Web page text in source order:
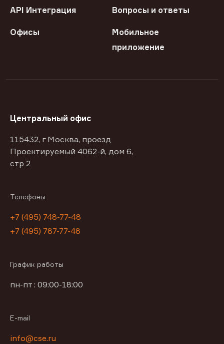
API Интеграция Вопросы и ответы
Офисы
Мобильное
приложение
Центральный офис
115432, г Москва, проезд
Проектируемый 4062-й, дом 6,
стр 2
Телефоны
+7 (495) 748-77-48
+7 (495) 787-77-48
График работы
пн-пт : 09:00-18:00
E-mail
info@cse.ru